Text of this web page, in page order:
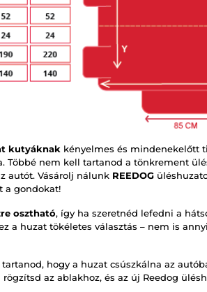
kutyáknak kényelmes és mindenekelőtt
Többé nem kell tartanod a tönkrement
autót. Vásárolj nálunk REEDOG
a gondokat!
osztható, így ha szeretnéd lefedni a
a huzat tökéletes választás – nem is
hogy a huzat csúszkálna az
az ablakhoz, és az új Reedog